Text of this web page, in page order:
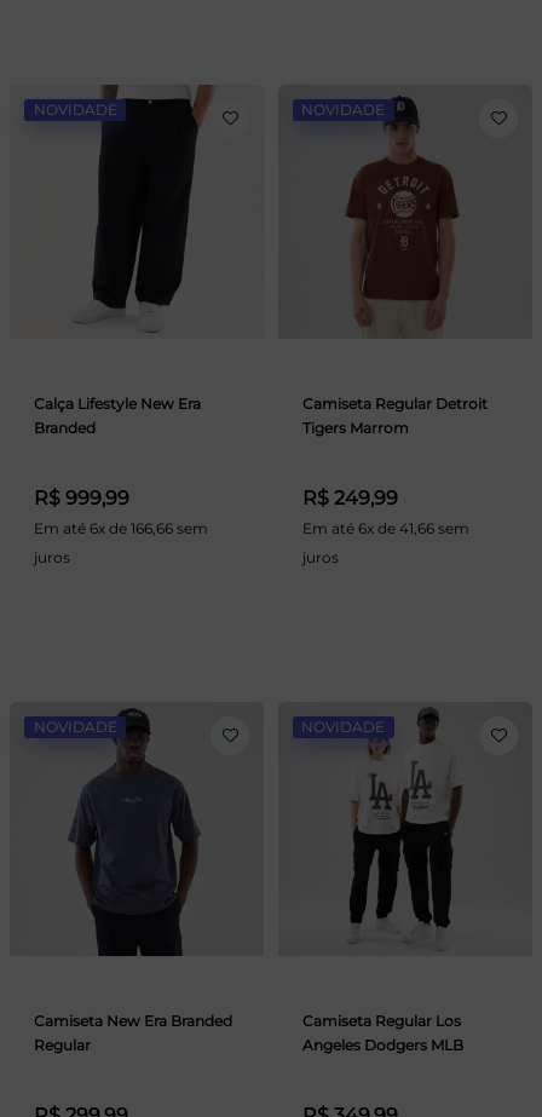
NOVIDADE
Calça Lifestyle New Era
Branded
R$ 999,99
Em até 6x de 166,66 sem
juros
NOVIDADE
Camiseta Regular Detroit
Tigers Marrom
R$ 249,99
Em até 6x de 41,66 sem
juros
NOVIDADE
Camiseta New Era Branded
Regular
NOVIDADE
Camiseta Regular Los
Angeles Dodgers MLB